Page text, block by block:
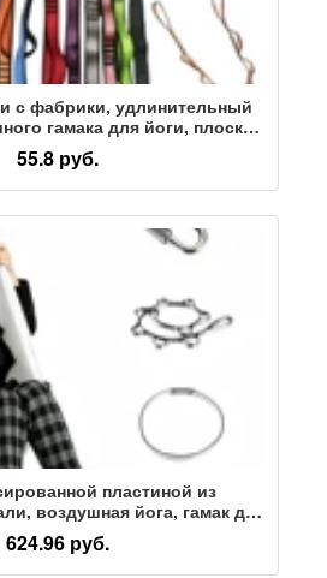
с фабрики, удлинительный
гамака для йоги, плоский
ремень из
полиэстера, страховочный
из хризантемы
55.8 руб.
пластиной из
воздушная йога, гамак для
подвесной стул, крюк,
круглую подвесную
пластину
624.96 руб.